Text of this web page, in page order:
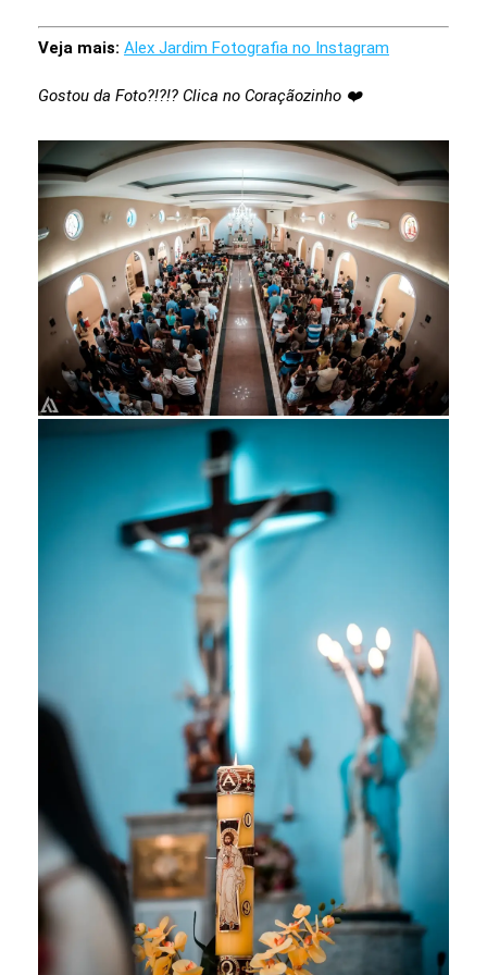
Veja mais: Alex Jardim Fotografia no Instagram
Gostou da Foto?!?!? Clica no Coraçãozinho ❤️